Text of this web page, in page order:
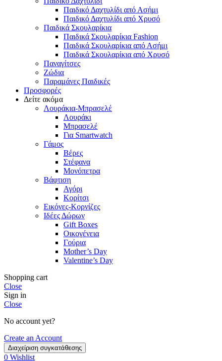
Παιδικό Δαχτυλίδι από Ασήμι
Παιδικό Δαχτυλίδι από Χρυσό
Παιδικά Σκουλαρίκια
Παιδικά Σκουλαρίκια Fashion
Παιδικά Σκουλαρίκια από Ασήμι
Παιδικά Σκουλαρίκια από Χρυσό
Παναγίτσες
Ζώδια
Παραμάνες Παιδικές
Προσφορές
Δείτε ακόμα
Λουράκια-Μπρασελέ
Λουράκι
Μπρασελέ
Για Smartwatch
Γάμος
Βέρες
Στέφανα
Μονόπετρα
Βάφτιση
Αγόρι
Κορίτσι
Εικόνες-Κορνίζες
Ιδέες Δώρων
Gift Boxes
Οικογένεια
Γούρια
Mother’s Day
Valentine’s Day
Shopping cart
Close
Sign in
Close
No account yet?
Create an Account
Διαχείριση συγκατάθεσης
0 Wishlist